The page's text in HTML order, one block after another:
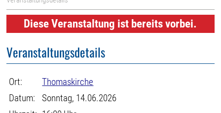
Diese Veranstaltung ist bereits vorbei.
Veranstaltungsdetails
Ort:
Thomaskirche
Datum:
Sonntag, 14.06.2026